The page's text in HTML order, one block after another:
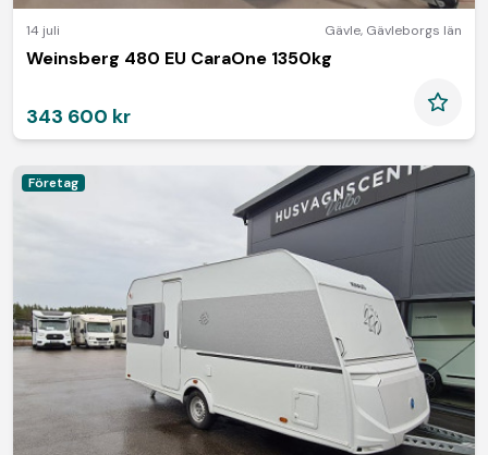
14 juli Gävle, Gävleborgs län
Weinsberg 480 EU CaraOne 1350kg
343 600 kr
Företag